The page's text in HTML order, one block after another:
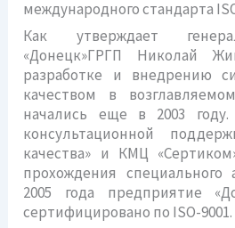
международного стандарта
Как утверждает
«Донецк»ГРГП Николай
разработке и внедрению
качеством в
начались еще в 2003
консультационной
качества» и КМЦ
прохождения специального
2005 года предприятие
сертифицировано по ISO-9001.